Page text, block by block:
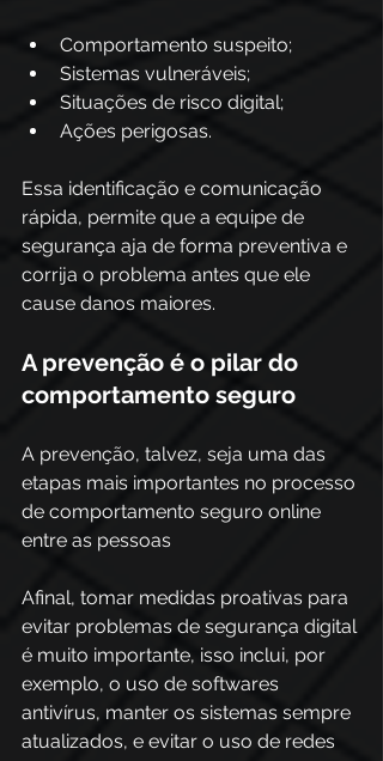
Comportamento suspeito;
Sistemas vulneráveis;
Situações de risco digital;
Ações perigosas.
Essa identificação e comunicação
rápida, permite que a equipe de
segurança aja de forma preventiva e
corrija o problema antes que ele
cause danos maiores.
A prevenção é o pilar do
comportamento seguro
A prevenção, talvez, seja uma das
etapas mais importantes no processo
de comportamento seguro online
entre as pessoas
Afinal, tomar medidas proativas para
evitar problemas de segurança digital
é muito importante, isso inclui, por
exemplo, o uso de softwares
antivírus, manter os sistemas sempre
atualizados, e evitar o uso de redes